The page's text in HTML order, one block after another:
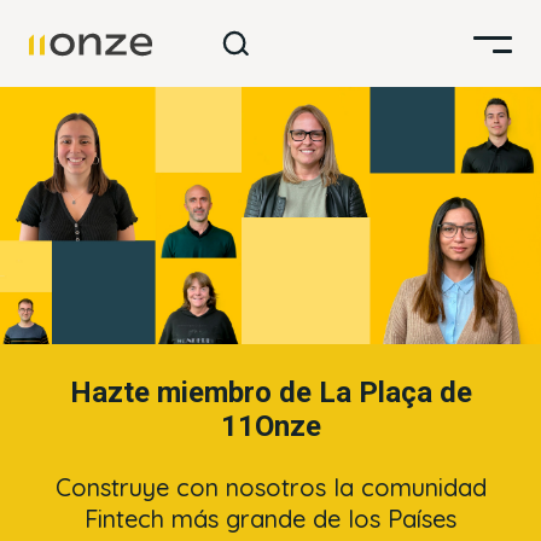
Hazte miembro de La Plaça de
11Onze
Construye con nosotros la comunidad
Fintech más grande de los Países